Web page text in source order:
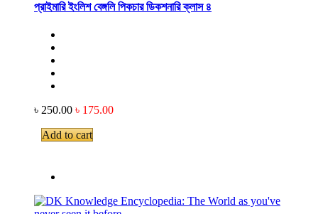
প্রাইমারি ইংলিশ বেঙ্গলি পিকচার ডিকশনারি ক্লাস ৪
৳ 250.00 ৳ 175.00
Add to cart